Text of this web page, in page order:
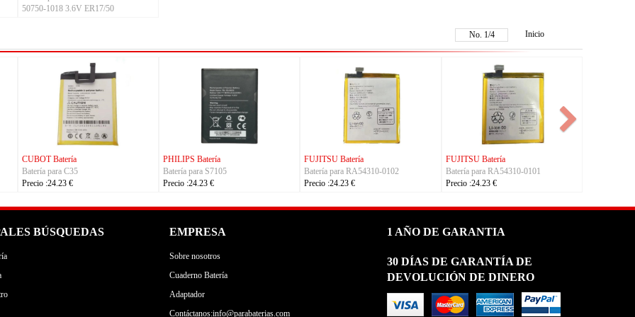
50750-1018 3.6V ER17/50
No. 1/4 Inicio
RA54310-0102
Batería para RA54310-0101
Batería para RA07503-1091
Batería para RA07504-1091
Batería para 5AAXBT134JAA
BÚSQUEDAS EMPRESA
Sobre nosotros
Cuaderno Batería
Adaptador
Contáctanos:info@parabaterias.com
1 AÑO DE GARANTIA
30 DÍAS DE GARANTÍA DE
DEVOLUCIÓN DE DINERO